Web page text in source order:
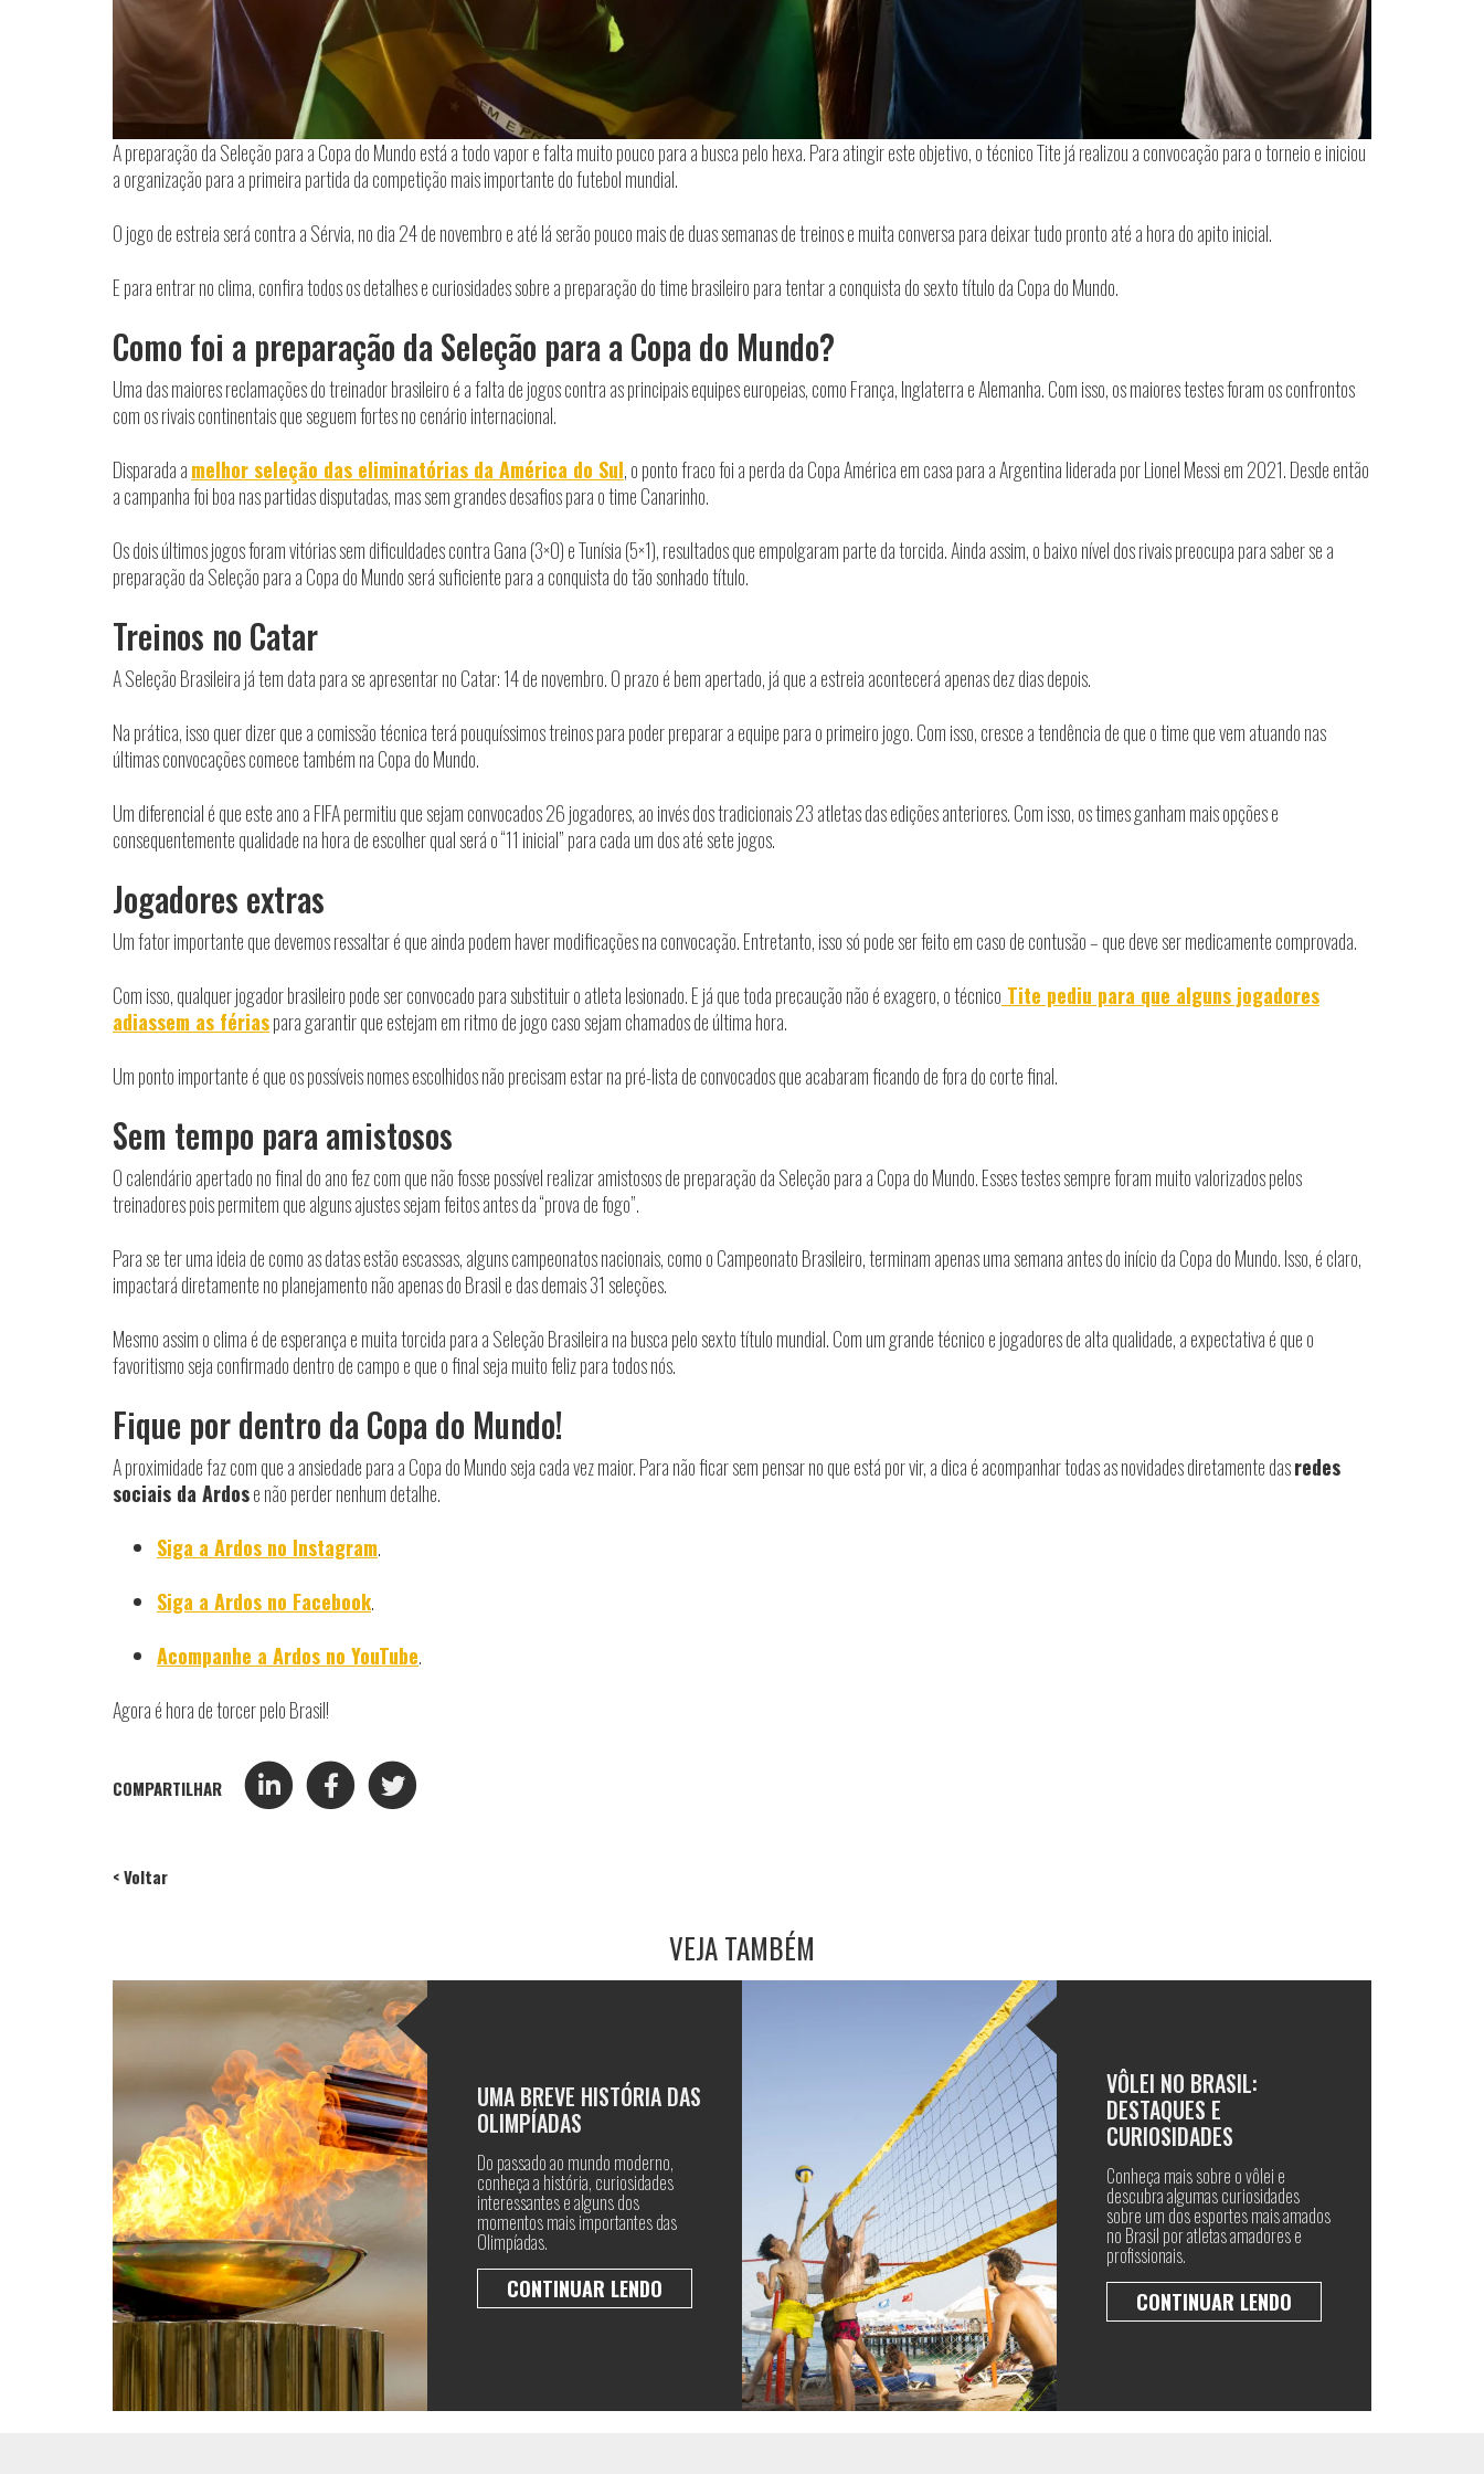
A preparação da Seleção para a Copa do Mundo está a todo vapor e falta muito pouco para a busca pelo hexa. Para atingir este objetivo, o técnico Tite já realizou a convocação para o torneio e iniciou
a organização para a primeira partida da competição mais importante do futebol mundial.
O jogo de estreia será contra a Sérvia, no dia 24 de novembro e até lá serão pouco mais de duas semanas de treinos e muita conversa para deixar tudo pronto até a hora do apito inicial.
E para entrar no clima, confira todos os detalhes e curiosidades sobre a preparação do time brasileiro para tentar a conquista do sexto título da Copa do Mundo.
Como foi a preparação da Seleção para a Copa do Mundo?
Uma das maiores reclamações do treinador brasileiro é a falta de jogos contra as principais equipes europeias, como França, Inglaterra e Alemanha. Com isso, os maiores testes foram os confrontos
com os rivais continentais que seguem fortes no cenário internacional.
Disparada amelhor seleção das eliminatórias da América do Sul, o ponto fraco foi a perda da Copa América em casa para a Argentina liderada por Lionel Messi em 2021. Desde então
a campanha foi boa nas partidas disputadas, mas sem grandes desafios para o time Canarinho.
Os dois últimos jogos foram vitórias sem dificuldades contra Gana (3×0) e Tunísia (5×1), resultados que empolgaram parte da torcida. Ainda assim, o baixo nível dos rivais preocupa para saber se a
preparação da Seleção para a Copa do Mundo será suficiente para a conquista do tão sonhado título.
Treinos no Catar
A Seleção Brasileira já tem data para se apresentar no Catar: 14 de novembro. O prazo é bem apertado, já que a estreia acontecerá apenas dez dias depois.
Na prática, isso quer dizer que a comissão técnica terá pouquíssimos treinos para poder preparar a equipe para o primeiro jogo. Com isso, cresce a tendência de que o time que vem atuando nas
últimas convocações comece também na Copa do Mundo.
Um diferencial é que este ano a FIFA permitiu que sejam convocados 26 jogadores, ao invés dos tradicionais 23 atletas das edições anteriores. Com isso, os times ganham mais opções e
consequentemente qualidade na hora de escolher qual será o “11 inicial” para cada um dos até sete jogos.
Jogadores extras
Um fator importante que devemos ressaltar é que ainda podem haver modificações na convocação. Entretanto, isso só pode ser feito em caso de contusão – que deve ser medicamente comprovada.
Com isso, qualquer jogador brasileiro pode ser convocado para substituir o atleta lesionado. E já que toda precaução não é exagero, o técnico Tite pediu para que alguns jogadores
adiassem as fériaspara garantir que estejam em ritmo de jogo caso sejam chamados de última hora.
Um ponto importante é que os possíveis nomes escolhidos não precisam estar na pré-lista de convocados que acabaram ficando de fora do corte final.
Sem tempo para amistosos
O calendário apertado no final do ano fez com que não fosse possível realizar amistosos de preparação da Seleção para a Copa do Mundo. Esses testes sempre foram muito valorizados pelos
treinadores pois permitem que alguns ajustes sejam feitos antes da “prova de fogo”.
Para se ter uma ideia de como as datas estão escassas, alguns campeonatos nacionais, como o Campeonato Brasileiro, terminam apenas uma semana antes do início da Copa do Mundo. Isso, é claro,
impactará diretamente no planejamento não apenas do Brasil e das demais 31 seleções.
Mesmo assim o clima é de esperança e muita torcida para a Seleção Brasileira na busca pelo sexto título mundial. Com um grande técnico e jogadores de alta qualidade, a expectativa é que o
favoritismo seja confirmado dentro de campo e que o final seja muito feliz para todos nós.
Fique por dentro da Copa do Mundo!
A proximidade faz com que a ansiedade para a Copa do Mundo seja cada vez maior. Para não ficar sem pensar no que está por vir, a dica é acompanhar todas as novidades diretamente dasredes
sociais da Ardose não perder nenhum detalhe.
Siga a Ardos no Instagram.
Siga a Ardos no Facebook.
Acompanhe a Ardos no YouTube.
Agora é hora de torcer pelo Brasil!
COMPARTILHAR
< Voltar
VEJA TAMBÉM
UMA BREVE HISTÓRIA DAS
OLIMPÍADAS
Do passado ao mundo moderno,
conheça a história, curiosidades
interessantes e alguns dos
momentos mais importantes das
Olimpíadas.
CONTINUAR LENDO
VÔLEI NO BRASIL:
DESTAQUES E
CURIOSIDADES
Conheça mais sobre o vôlei e
descubra algumas curiosidades
sobre um dos esportes mais amados
no Brasil por atletas amadores e
profissionais.
CONTINUAR LENDO